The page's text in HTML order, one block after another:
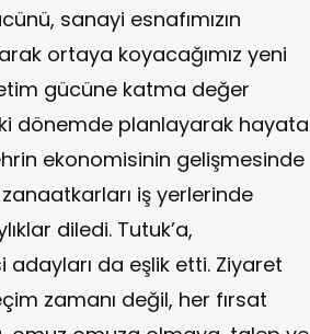
sanayi esnafımızın
ortaya koyacağımız yeni
gücüne katma değer
dönemde planlayarak hayata
ekonomisinin gelişmesinde
iş yerlerinde
diledi. Tutuk’a,
da eşlik etti. Ziyaret
zamanı değil, her fırsat